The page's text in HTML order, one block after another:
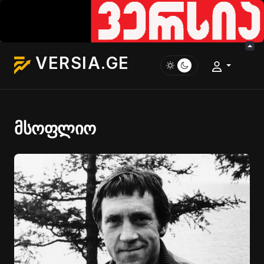
VERSIA.GE
მსოფლიო